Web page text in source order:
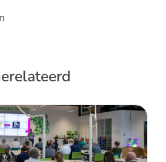
de 5e Technical
Day